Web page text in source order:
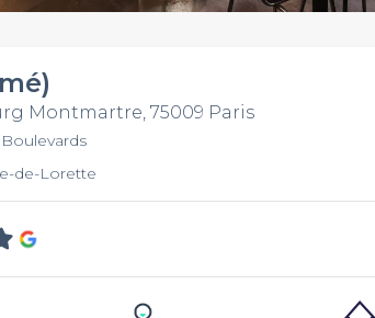
Montmartre, 75009 Paris
de-Lorette